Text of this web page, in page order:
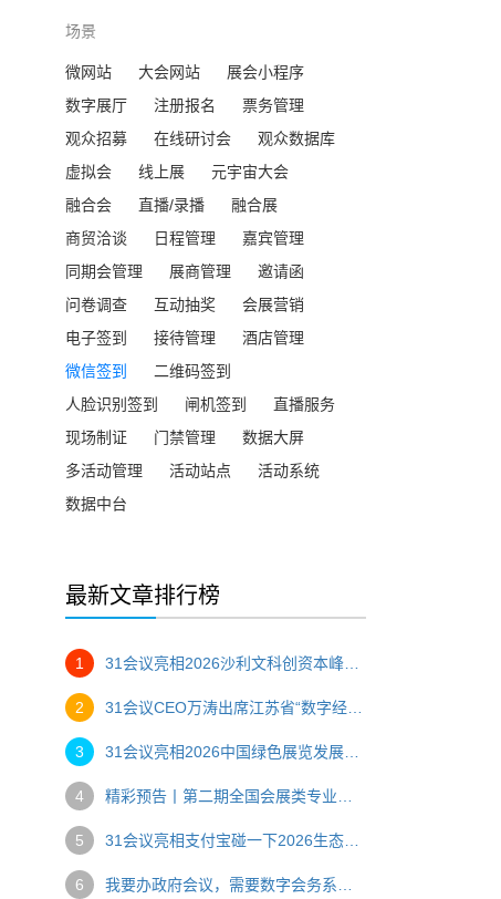
场景
微网站 大会网站
展会小程序
数字展厅
注册报名
票务管理
观众招募
在线研讨会
观众数据库
虚拟会
线上展
元宇宙大会
融合会
直播/录播
融合展
商贸洽谈
日程管理
嘉宾管理
同期会管理
展商管理
邀请函
问卷调查
互动抽奖
会展营销
电子签到
接待管理
酒店管理
微信签到
二维码签到
人脸识别签到
闸机签到
直播服务
现场制证
门禁管理
数据大屏
多活动管理
活动站点
活动系统
数据中台
最新文章排行榜
1
2
3
4
5
6